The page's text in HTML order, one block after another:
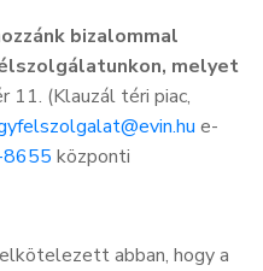
bizalommal
melyet
11. (Klauzál téri piac,
e-
központi
abban, hogy a